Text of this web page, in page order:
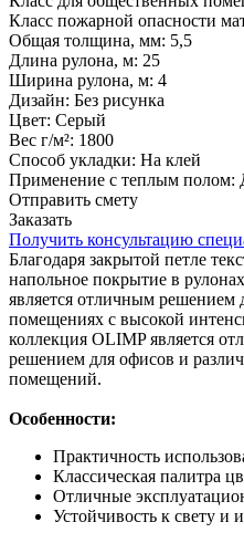
Класс пожарной опасности
Общая толщина, мм: 5,5
Длина рулона, м: 25
Ширина рулона, м: 4
Дизайн: Без рисунка
Цвет: Серый
Вес г/м²: 1800
Способ укладки: На клей
Применение с теплым полом:
Отправить смету
Заказать
Получить консультацию
Благодаря закрытой петле
напольное покрытие в
является отличным решением
помещениях с высокой
коллекция OLIMP является
решением для офисов и
помещений.
Особенности:
Практичность
Классическая палитра
Отличные
Устойчивость к свету и